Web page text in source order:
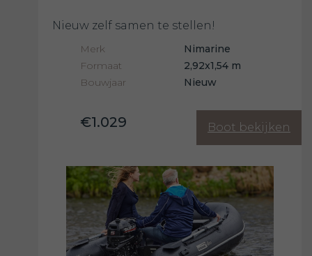
Nieuw zelf samen te stellen!
Merk
Nimarine
Formaat
2,92x1,54 m
Bouwjaar
Nieuw
€1.029 Boot bekijken